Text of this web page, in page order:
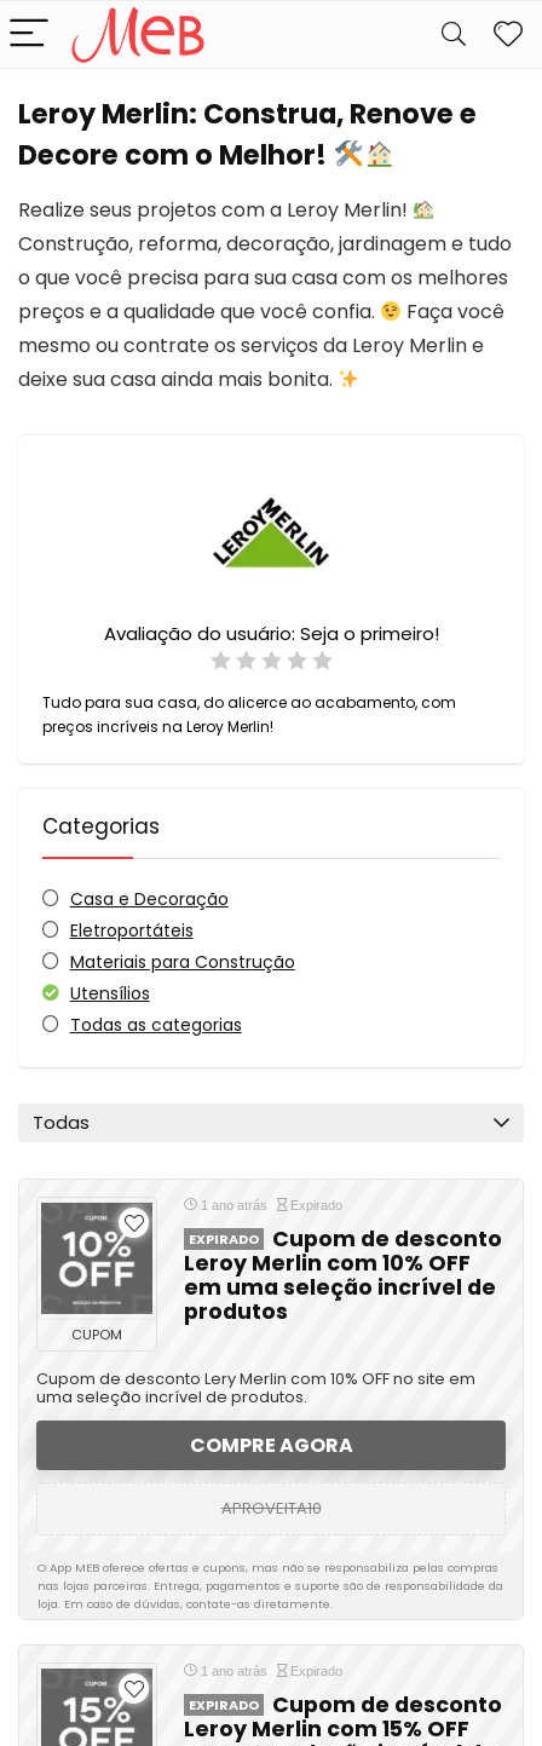
Leroy Merlin: Construa, Renove e
Decore com o Melhor!
Realize seus projetos com a Leroy Merlin!
Construção, reforma, decoração, jardinagem e tudo
o que você precisa para sua casa com os melhores
preços e a qualidade que você confia.
Faça você
mesmo ou contrate os serviços da Leroy Merlin e
deixe sua casa ainda mais bonita.
Avaliação do usuário: Seja o primeiro!
Tudo para sua casa, do alicerce ao acabamento, com
preços incríveis na Leroy Merlin!
Categorias
Casa e Decoração
Eletroportáteis
Materiais para Construção
Utensílios
Todas as categorias
Todas
CUPOM
1 ano atrás Expirado
EXPIRADO
Cupom de desconto
Leroy Merlin com 10% OFF
em uma seleção incrível de
produtos
Cupom de desconto Lery Merlin com 10% OFF no site em
uma seleção incrível de produtos.
COMPRE AGORA
APROVEITA10
O App MEB oferece ofertas e cupons, mas não se responsabiliza pelas compras
nas lojas parceiras. Entrega, pagamentos e suporte são de responsabilidade da
loja. Em caso de dúvidas, contate-as diretamente.
1 ano atrás Expirado
EXPIRADO
Cupom de desconto
Leroy Merlin com 15% OFF